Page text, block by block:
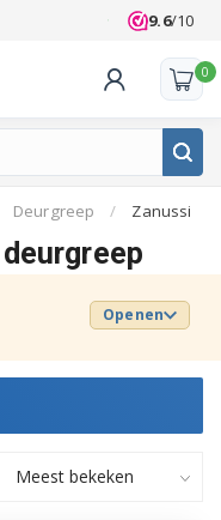
Klanten
9.6/10
0
Deurgreep / Zanussi
Openen